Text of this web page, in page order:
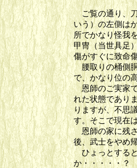
ご覧の通り、刀
いう）の左側は
所でかなり怪我
甲冑（当世具足
傷がすぐに致命
腰取りの桶側胴
で、かなり位の
恩師のご実家で
れた状態であり
りますが、不思
す。そこで現在
恩師の家に残さ
後、武士をやめ
ひょっとすると
か・・・・・？